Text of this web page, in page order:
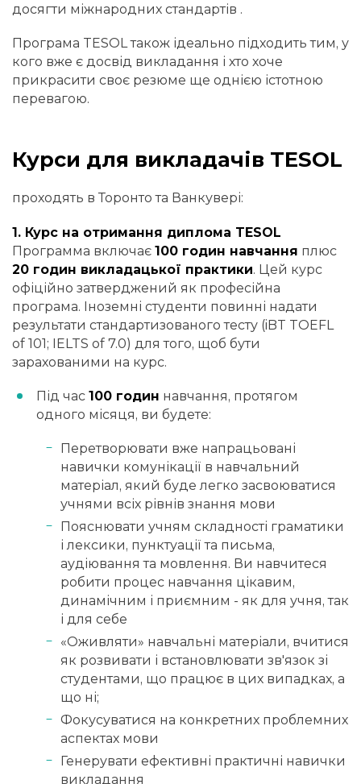
досягти міжнародних стандартів .
Програма TESOL також ідеально підходить тим, у
кого вже є досвід викладання і хто хоче
прикрасити своє резюме ще однією істотною
перевагою.
Курси для викладачів TESOL
проходять в Торонто та Ванкувері:
1. Курс на отримання диплома TESOL
Программа включає 100 годин навчання плюс
20 годин викладацької практики. Цей курс
офіційно затверджений як професійна
програма. Іноземні студенти повинні надати
результати стандартизованого тесту (iBT TOEFL
of 101; IELTS of 7.0) для того, щоб бути
зарахованими на курс.
Під час 100 годин навчання, протягом
одного місяця, ви будете:
Перетворювати вже напрацьовані
навички комунікації в навчальний
матеріал, який буде легко засвоюватися
учнями всіх рівнів знання мови
Пояснювати учням складності граматики
і лексики, пунктуації та письма,
аудіювання та мовлення. Ви навчитеся
робити процес навчання цікавим,
динамічним і приємним - як для учня, так
і для себе
«Оживляти» навчальні матеріали, вчитися
як розвивати і встановлювати зв'язок зі
студентами, що працює в цих випадках, а
що ні;
Фокусуватися на конкретних проблемних
аспектах мови
Генерувати ефективні практичні навички
викладання